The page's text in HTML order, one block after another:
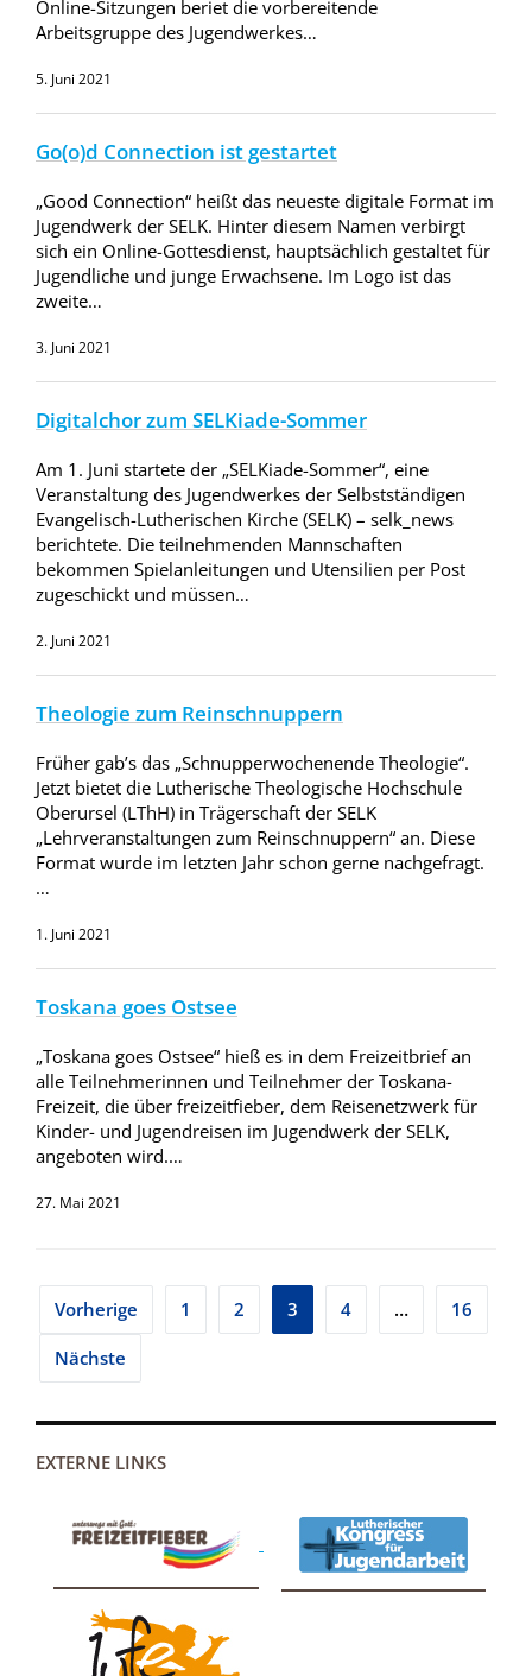
Online-Sitzungen beriet die vorbereitende
Arbeitsgruppe des Jugendwerkes…
5. Juni 2021
Go(o)d Connection ist gestartet
„Good Connection“ heißt das neueste digitale Format im
Jugendwerk der SELK. Hinter diesem Namen verbirgt
sich ein Online-Gottesdienst, hauptsächlich gestaltet für
Jugendliche und junge Erwachsene. Im Logo ist das
zweite…
3. Juni 2021
Digitalchor zum SELKiade-Sommer
Am 1. Juni startete der „SELKiade-Sommer“, eine
Veranstaltung des Jugendwerkes der Selbstständigen
Evangelisch-Lutherischen Kirche (SELK) – selk_news
berichtete. Die teilnehmenden Mannschaften
bekommen Spielanleitungen und Utensilien per Post
zugeschickt und müssen…
2. Juni 2021
Theologie zum Reinschnuppern
Früher gab’s das „Schnupperwochenende Theologie“.
Jetzt bietet die Lutherische Theologische Hochschule
Oberursel (LThH) in Trägerschaft der SELK
„Lehrveranstaltungen zum Reinschnuppern“ an. Diese
Format wurde im letzten Jahr schon gerne nachgefragt.
…
1. Juni 2021
Toskana goes Ostsee
„Toskana goes Ostsee“ hieß es in dem Freizeitbrief an
alle Teilnehmerinnen und Teilnehmer der Toskana-
Freizeit, die über freizeitfieber, dem Reisenetzwerk für
Kinder- und Jugendreisen im Jugendwerk der SELK,
angeboten wird.…
27. Mai 2021
Seitennummerierung
der
Beiträge
Vorherige 1 2 3 4 … 16
Nächste
EXTERNE LINKS